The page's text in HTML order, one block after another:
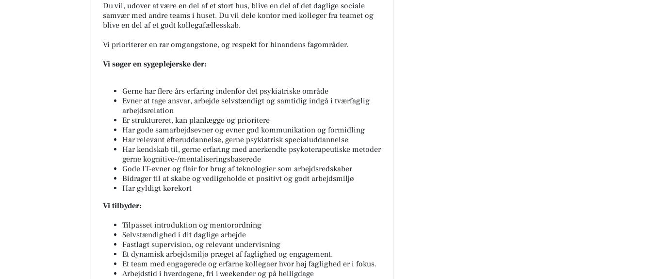
Du vil, udover at være en del af et stort hus, blive en del af det daglige sociale
samvær med andre teams i huset. Du vil dele kontor med kolleger fra teamet og
blive en del af et godt kollegafællesskab.
Vi prioriterer en rar omgangstone, og respekt for hinandens fagområder.
Vi søger en sygeplejerske der:
Gerne har flere års erfaring indenfor det psykiatriske område
Evner at tage ansvar, arbejde selvstændigt og samtidig indgå i tværfaglig
arbejdsrelation
Er struktureret, kan planlægge og prioritere
Har gode samarbejdsevner og evner god kommunikation og formidling
Har relevant efteruddannelse, gerne psykiatrisk specialuddannelse
Har kendskab til, gerne erfaring med anerkendte psykoterapeutiske metoder
gerne kognitive-/mentaliseringsbaserede
Gode IT-evner og flair for brug af teknologier som arbejdsredskaber
Bidrager til at skabe og vedligeholde et positivt og godt arbejdsmiljø
Har gyldigt kørekort
Vi tilbyder:
Tilpasset introduktion og mentorordning
Selvstændighed i dit daglige arbejde
Fastlagt supervision, og relevant undervisning
Et dynamisk arbejdsmiljø præget af faglighed og engagement.
Et team med engagerede og erfarne kollegaer hvor høj faglighed er i fokus.
Arbejdstid i hverdagene, fri i weekender og på helligdage